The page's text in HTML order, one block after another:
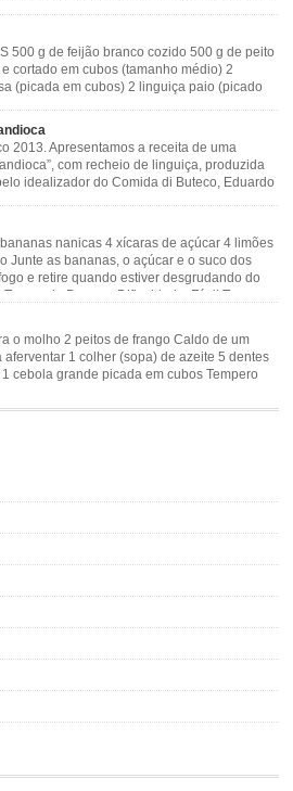
bem a dobradinha com limão. Deixar de
500 g de feijão branco cozido 500 g de peito
cortado em cubos (tamanho médio) 2
(picada em cubos) 2 linguiça paio (picado
3 colheres de óleo 2 […]
2013. Apresentamos a receita de uma
com recheio de linguiça, produzida
idealizador do Comida di Buteco, Eduardo
crua ralada e espremida 1 colher café
de milho verde 1 […]
nanicas 4 xícaras de açúcar 4 limões
Junte as bananas, o açúcar e o suco dos
e retire quando estiver desgrudando do
de Preparo Dificuldade: Fácil Tempo
culinaria-
o molho 2 peitos de frango Caldo de um
aferventar 1 colher (sopa) de azeite 5 dentes
cebola grande picada em cubos Tempero
noz moscada Salsa e cebolinha Pimenta